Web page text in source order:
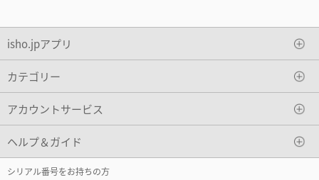
isho.jpアプリ
カテゴリー
アカウントサービス
ヘルプ＆ガイド
シリアル番号をお持ちの方